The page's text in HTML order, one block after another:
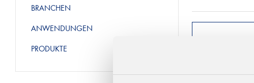
BRANCHEN
ANWENDUNGEN
PRODUKTE